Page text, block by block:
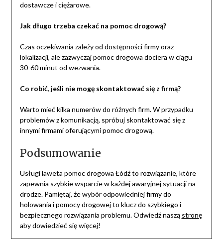
dostawcze i ciężarowe.
Jak długo trzeba czekać na pomoc drogową?
Czas oczekiwania zależy od dostępności firmy oraz
lokalizacji, ale zazwyczaj pomoc drogowa dociera w ciągu
30-60 minut od wezwania.
Co robić, jeśli nie mogę skontaktować się z firmą?
Warto mieć kilka numerów do różnych firm. W przypadku
problemów z komunikacją, spróbuj skontaktować się z
innymi firmami oferującymi pomoc drogową.
Podsumowanie
Usługi laweta pomoc drogowa Łódź to rozwiązanie, które
zapewnia szybkie wsparcie w każdej awaryjnej sytuacji na
drodze. Pamiętaj, że wybór odpowiedniej firmy do
holowania i pomocy drogowej to klucz do szybkiego i
bezpiecznego rozwiązania problemu. Odwiedź naszą stronę
aby dowiedzieć się więcej!